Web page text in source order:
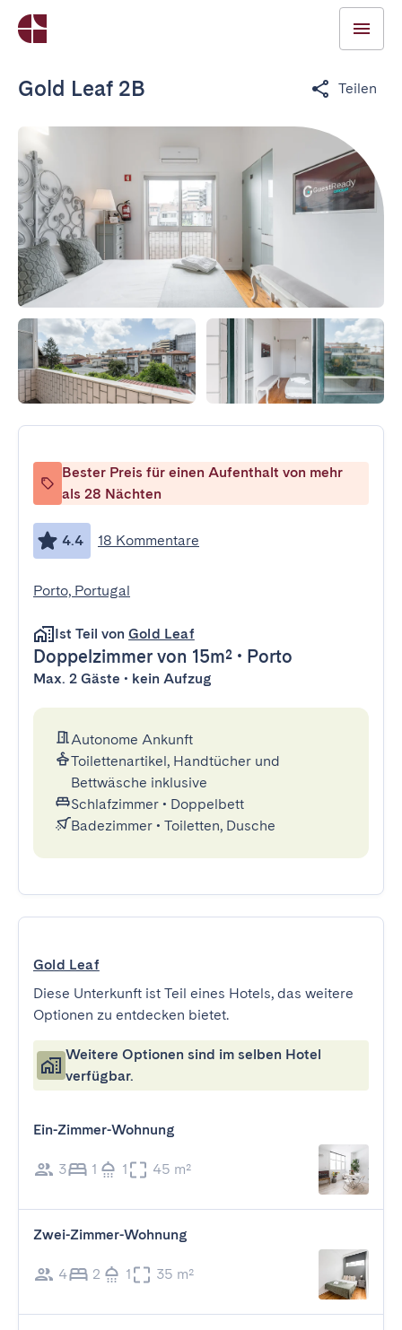
Gold Leaf 2B Teilen
Bester Preis für einen Aufenthalt von mehr
als 28 Nächten
4.4 18 Kommentare
Porto, Portugal
Ist Teil von Gold Leaf
Doppelzimmer von 15m² • Porto
Max. 2 Gäste • kein Aufzug
Autonome Ankunft
Toilettenartikel, Handtücher und
Bettwäsche inklusive
Schlafzimmer • Doppelbett
Badezimmer • Toiletten, Dusche
Gold Leaf
Diese Unterkunft ist Teil eines Hotels, das weitere
Optionen zu entdecken bietet.
Weitere Optionen sind im selben Hotel
verfügbar.
Ein-Zimmer-Wohnung
3 1 1 45 m²
Zwei-Zimmer-Wohnung
4 2 1 35 m²